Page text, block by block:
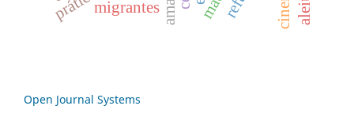
migrantes
Open Journal Systems